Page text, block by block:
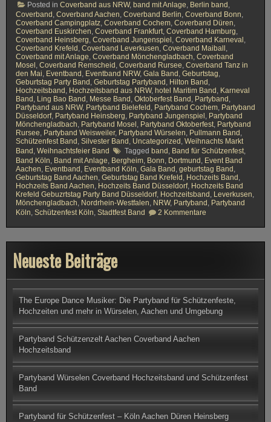
d
t
Posted in Coverband aus NRW, band mit Anlage, Berlin band ,
Coverband , Coverband Aachen, Coverband Berlin, Coverband Bonn,
Coverband Campingplatz, Coverband Cochem, Coverband Düren,
Coverband Euskirchen, Coverband Frankfurt, Coverband Hamburg,
Coverband Heinsberg, Coverband Jungenspiel , Coverband Karneval ,
Coverband Krefeld , Coverband Leverkusen, Coverband Maiball ,
Coverband mit Anlage, Coverband Mönchengladbach, Coverband
Mosel , Coverband Remscheid , Coverband Rursee, Coverband Tanz in
den Mai, Eventband , Eventband NRW, Gala Band , Geburtstag,
Geburtstag Party Band , Geburtstag Partyband , Hilton Band ,
Hochzeitsband , Hochzeitsband aus NRW, hotel Maritim Band , Karneval
Band , Ling Bao Band , Messe Band , Oktoberfest Band , Partyband ,
Partyband aus NRW, Partyband Bielefeld , Partyband Cochem, Partyband
Düsseldorf, Partyband Heinsberg, Partyband Jungenspiel , Partyband
Mönchengladbach, Partyband Mosel , Partyband Oktoberfest, Partyband
Rursee, Partyband Weisweiler, Partyband Würselen, Pullmann Band ,
Schützenfest Band , Silvester Band , Uncategorized , Weihnachts Markt
Band , Weihnachtsfeier Band Tagged band , Band für Schützenfest,
Band Köln, Band mit Anlage, Bergheim, Bonn, Dortmund , Event Band
Aachen, Eventband , Eventband Köln, Gala Band , geburtstag Band ,
Geburtstag Band Aachen, Geburtstag Band Krefeld , Hochzeits Band ,
Hochzeits Band Aachen, Hochzeits Band Düsseldorf, Hochzeits Band
Krefeld Gebuzrtstag Party Band Düsseldorf, Hochzeitsband , Leverkusen,
Mönchengladbach, Nordrhein-Westfalen, NRW, Partyband , Partyband
Köln, Schützenfest Köln, Stadtfest Band 2 Kommentare
E
a
r
y
b
a
n
v
n
a
n
Neueste Beiträge
The Europe Dance Musiker: Die Partyband für Schützenfeste,
Hochzeiten und mehr in Würselen, Aachen und Umgebung
Partyband Schützenzelt Aachen Coverband Aachen
Hochzeitsband
Partyband Würselen Coverband Hochzeitsband und Schützenfest
Band
Partyband für Schützenfest – Köln Aachen Düren Heinsberg